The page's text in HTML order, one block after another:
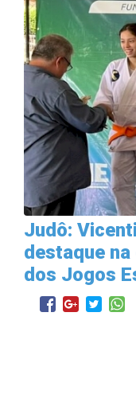
Judô:
destaque
dos Jogos